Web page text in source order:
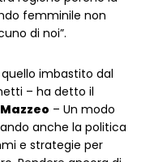
femminile non
di noi”.
imbastito dal
– ha detto il
– Un modo
anche la politica
e strategie per